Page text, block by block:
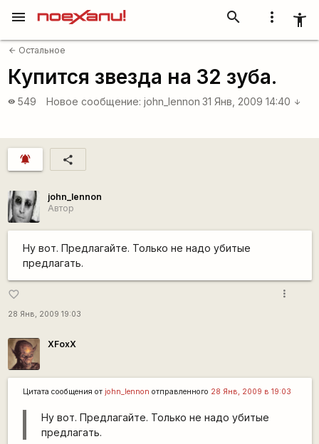
more_vert accessibility_new
search
menu
arrow_back Остальное
Купится звезда на 32 зуба.
visibility 549 Новое сообщение: john_lennon 31 Янв, 2009 14:40 arrow_downward
notifications_active share
john_lennon
Автор
Ну вот. Предлагайте. Только не надо убитые
предлагать.
favorite_border
28 Янв, 2009 19:03
more_vert
XFoxX
Цитата сообщения от john_lennon отправленного 28 Янв, 2009 в 19:03
Ну вот. Предлагайте. Только не надо убитые
предлагать.